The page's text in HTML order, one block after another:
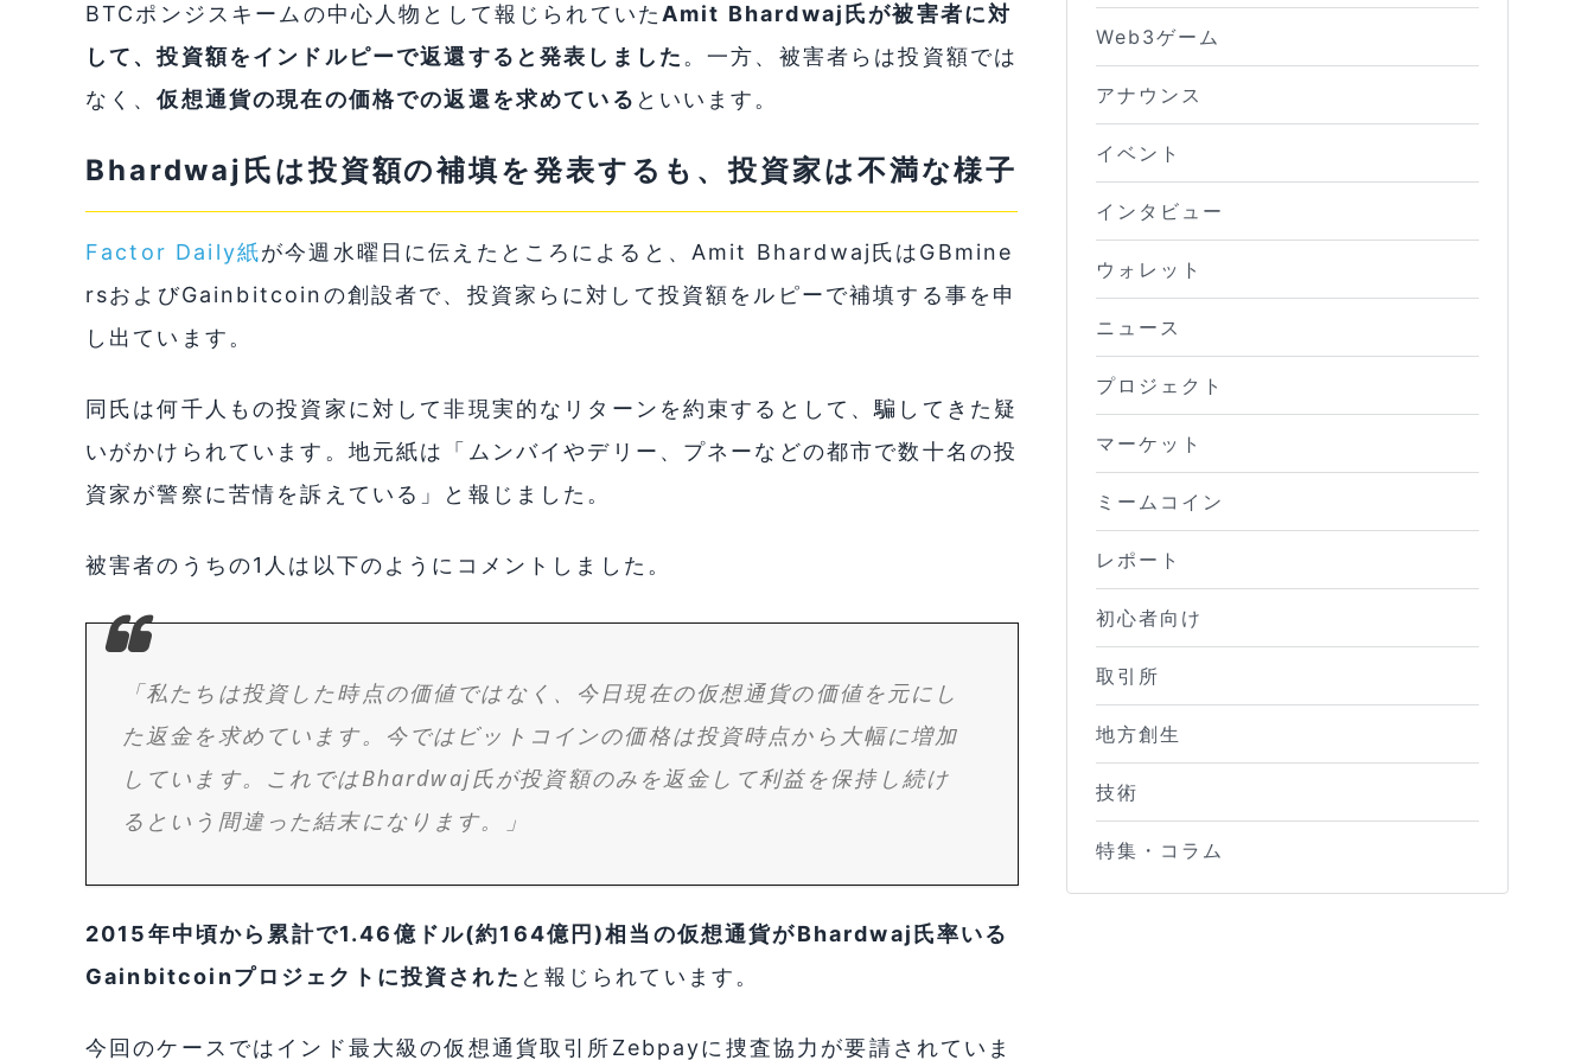
BTCポンジスキームの中心人物として報じられていた Amit Bhardwaj氏が被害者に対
して、投資額をインドルピーで返還すると発表しました 。一方、被害者らは投資額では
なく、仮想通貨の現在の価格での返還を求めている といいます。
Bhardwaj氏は投資額の補填を発表するも、投資家は不満な様子
Factor Daily紙が今週水曜日に伝えたところによると、Amit Bhardwaj氏はGBmine
rsおよびGainbitcoinの創設者で、投資家らに対して投資額をルピーで補填する事を申
し出ています。
同氏は何千人もの投資家に対して非現実的なリターンを約束するとして、騙してきた疑
いがかけられています。地元紙は「ムンバイやデリー、プネーなどの都市で数十名の投
資家が警察に苦情を訴えている」と報じました。
被害者のうちの1人は以下のようにコメントしました。
「私たちは投資した時点の価値ではなく、今日現在の仮想通貨の価値を元にし
た返金を求めています。今ではビットコインの価格は投資時点から大幅に増加
しています。これではBhardwaj氏が投資額のみを返金して利益を保持し続け
るという間違った結末になります。」
2015年中頃から累計で1.46億ドル(約164億円)相当の仮想通貨がBhardwaj氏率いる
Gainbitcoinプロジェクトに投資された と報じられています。
今回のケースではインド最大級の仮想通貨取引所Zebpayに捜査協力が要請されていま
Web3ゲーム
アナウンス
イベント
インタビュー
ウォレット
ニュース
プロジェクト
マーケット
ミームコイン
レポート
初心者向け
取引所
地方創生
技術
特集・コラム